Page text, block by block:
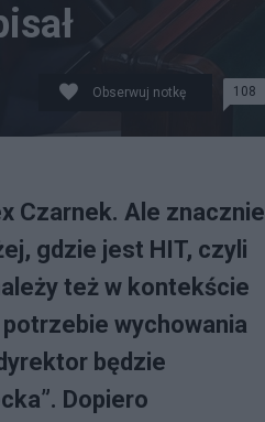
Obserwuj notkę 108
Czarnek. Ale znacznie
gdzie jest HIT, czyli
też w kontekście
wychowania
będzie
Dopiero